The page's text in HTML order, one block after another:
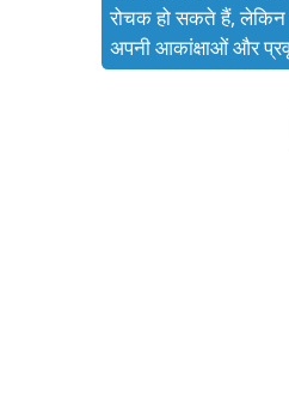
रोचक हो सकते हैं, लेकिन
अपनी आकांक्षाओं और